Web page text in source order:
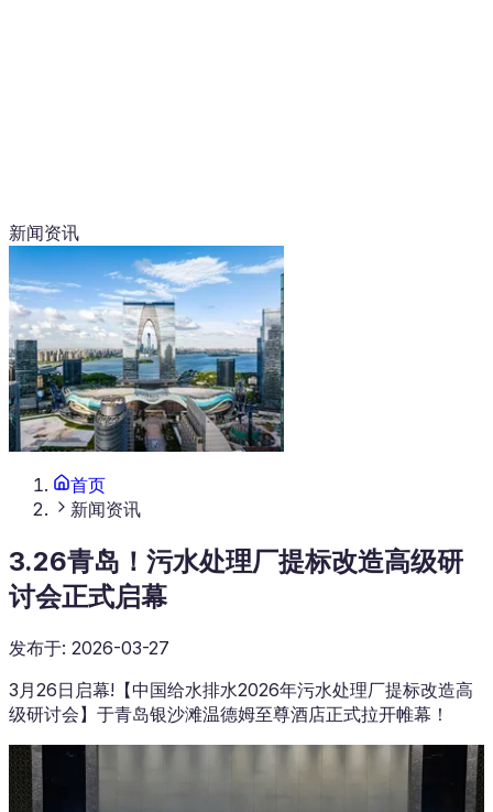
新闻资讯
首页
新闻资讯
3.26青岛！污水处理厂提标改造高级研
讨会正式启幕
发布于: 2026-03-27
3月26日启幕!【中国给水排水2026年污水处理厂提标改造高
级研讨会】于青岛银沙滩温德姆至尊酒店正式拉开帷幕！